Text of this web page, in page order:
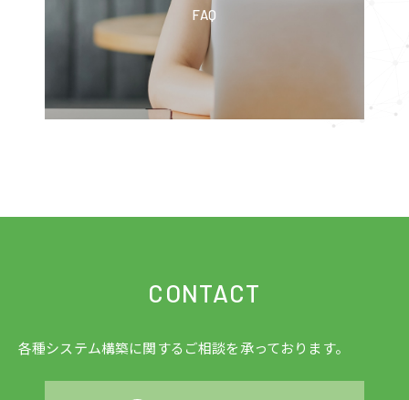
FAQ
CONTACT
各種システム構築に関するご相談を承っております。